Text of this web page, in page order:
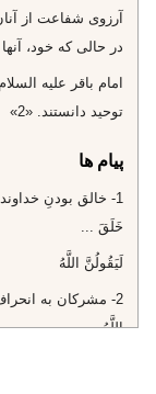
در حالى كه خود،
امام باقر عليه
توحيد دانستند. «2»
پیام ها
1- خالق بودنِ
خَلَقَ‌ ...
لَيَقُولُنَّ اللَّهُ‌
2- مشركان به
اللَّهُ‌